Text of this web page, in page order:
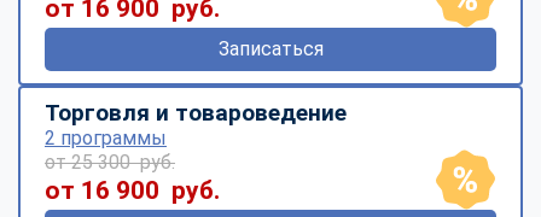
от 16 900 руб.
Записаться
Торговля и товароведение
2 программы
от 25 300 руб.
от 16 900 руб.